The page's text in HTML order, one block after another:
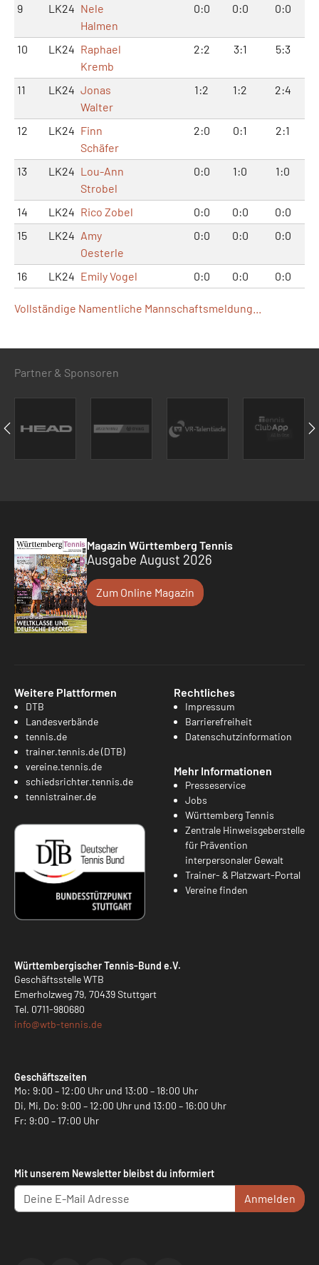
9
LK24 Nele
Halmen
0:0 0:0 0:0
10 LK24 Raphael
Kremb
2:2 3:1 5:3
11 LK24 Jonas
Walter
1:2 1:2 2:4
12 LK24 Finn
Schäfer
2:0 0:1 2:1
13 LK24 Lou-Ann
Strobel
0:0 1:0 1:0
14 LK24 Rico Zobel 0:0 0:0
0:0
15
LK24 Amy
Oesterle
0:0 0:0 0:0
16 LK24 Emily Vogel 0:0 0:0 0:0
Vollständige Namentliche Mannschaftsmeldung...
Partner & Sponsoren
Magazin Württemberg Tennis
Ausgabe August 2026
Zum Online Magazin
Weitere Plattformen
DTB
Landesverbände
tennis.de
trainer.tennis.de (DTB)
vereine.tennis.de
schiedsrichter.tennis.de
tennistrainer.de
Rechtliches
Impressum
Barrierefreiheit
Datenschutzinformation
Mehr Informationen
Presseservice
Jobs
Württemberg Tennis
Zentrale Hinweisgeberstelle
für Prävention
interpersonaler Gewalt
Trainer- & Platzwart-Portal
Vereine finden
Württembergischer Tennis-Bund e.V.
Geschäftsstelle WTB
Emerholzweg 79, 70439 Stuttgart
Tel. 0711-980680
info@wtb-tennis.de
Geschäftszeiten
Mo: 9:00 – 12:00 Uhr und 13:00 – 18:00 Uhr
Di, Mi, Do: 9:00 – 12:00 Uhr und 13:00 – 16:00 Uhr
Fr: 9:00 – 17:00 Uhr
Mit unserem Newsletter bleibst du informiert
Anmelden